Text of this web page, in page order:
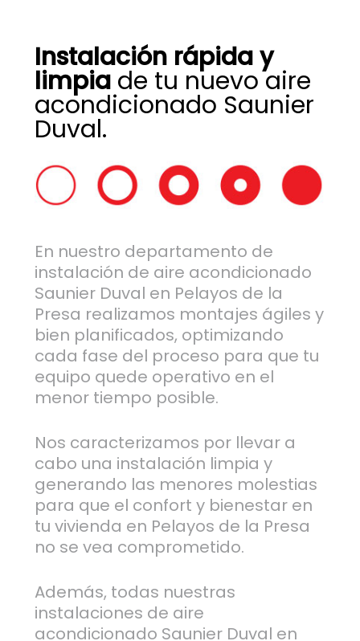
Instalación rápida y
limpiade tu nuevo aire
acondicionado Saunier
Duval.
En nuestro departamento de
instalación de aire acondicionado
Saunier Duval en Pelayos de la
Presa realizamos montajes ágiles y
bien planificados, optimizando
cada fase del proceso para que tu
equipo quede operativo en el
menor tiempo posible.
Nos caracterizamos por llevar a
cabo una instalación limpia y
generando las menores molestias
para que el confort y bienestar en
tu vivienda en Pelayos de la Presa
no se vea comprometido.
Además, todas nuestras
instalaciones de aire
acondicionado Saunier Duval en